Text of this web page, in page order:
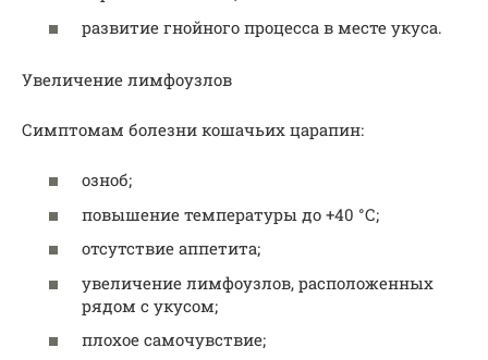
развитие гнойного процесса в месте укуса.
Увеличение лимфоузлов
Симптомам болезни кошачьих царапин:
озноб;
повышение температуры до +40 °С;
отсутствие аппетита;
увеличение лимфоузлов, расположенных
рядом с укусом;
плохое самочувствие;